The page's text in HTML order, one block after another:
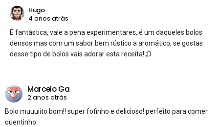
Hugo
4 anos atrás
É fantástica, vale a pena experimentares, é um daqueles bolos
densos mas com um sabor bem rústico a aromático, se gostas
desse tipo de bolos vais adorar esta receita! ;D
Marcelo Ga
2 anos atrás
Bolo muuuiito bom!! super fofinho e delicioso! perfeito para comer
quentinho.